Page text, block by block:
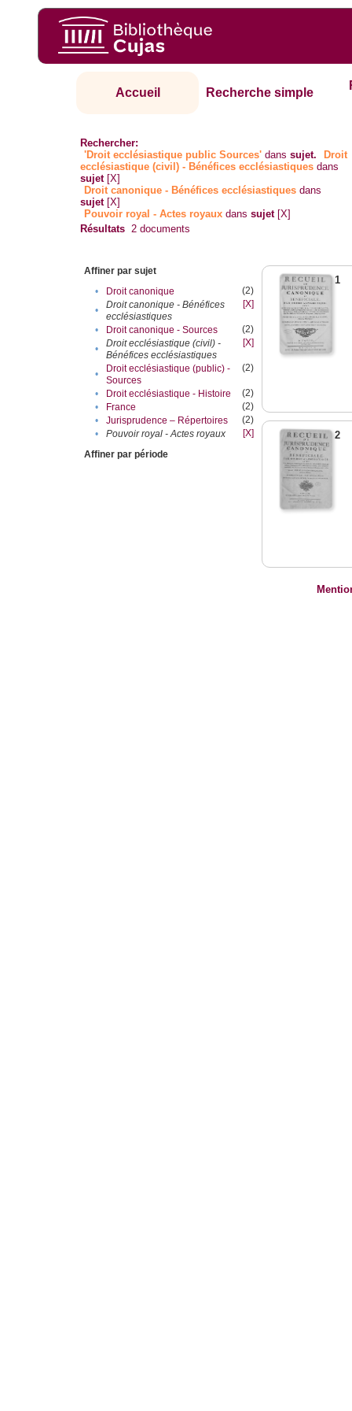
Accueil Recherche simple
Rechercher:
'Droit ecclésiastique public Sources' danssujet.
Droit
ecclésiastique (civil) - Bénéfices ecclésiastiques dans
sujet [X]
Droit canonique - Bénéfices ecclésiastiques dans
sujet [X]
Pouvoir royal - Actes royaux danssujet [X]
Résultats 2 documents
Affiner par sujet
•
Droit canonique
(2)
•
Droit canonique - Bénéfices
ecclésiastiques
[X]
• Droit canonique - Sources
(2)
•
Droit ecclésiastique (civil) -
Bénéfices ecclésiastiques
[X]
•
Droit ecclésiastique (public) -
Sources
(2)
• Droit ecclésiastique - Histoire
(2)
•
France
(2)
•
Jurisprudence – Répertoires
(2)
•
Pouvoir royal - Actes royaux
[X]
Affiner par période
1
2